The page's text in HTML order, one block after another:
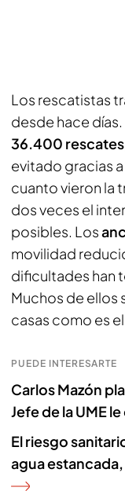
Los rescatistas
desde hace días.
36.400 rescates
evitado gracias
cuanto vieron la
dos veces el
posibles. Los
movilidad
dificultades han
Muchos de ellos
casas como es
PUEDE INTERESARTE
Carlos Mazón
Jefe de la UME
El riesgo
agua